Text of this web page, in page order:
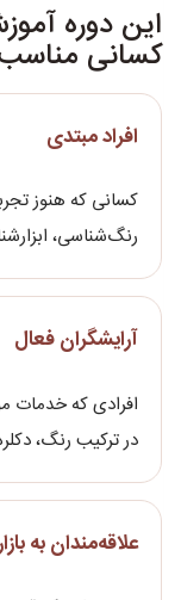
این دوره
کسانی
افراد مبتدی
کسانی که هنوز
رنگ‌شناسی،
آرایشگران فعال
افرادی که خدمات
در ترکیب رنگ،
علاقه‌مندان به